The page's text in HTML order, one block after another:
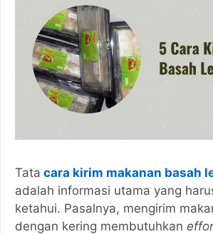
Tata cara kirim makanan basah
adalah informasi utama yang
ketahui. Pasalnya, mengirim
dengan kering membutuhkan